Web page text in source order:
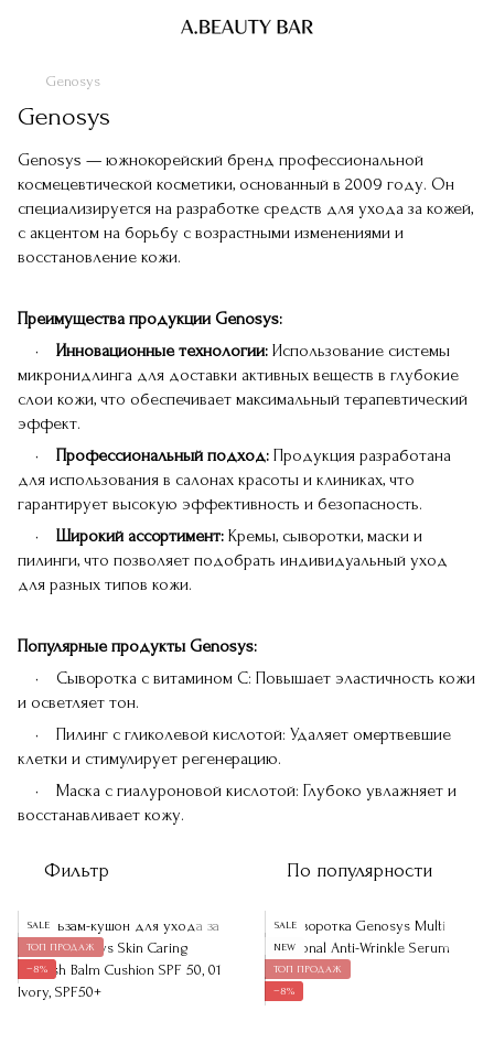
Genosys
Genosys
Genosys — южнокорейский бренд профессиональной
космецевтической косметики, основанный в 2009 году. Он
специализируется на разработке средств для ухода за кожей,
с акцентом на борьбу с возрастными изменениями и
восстановление кожи.
Преимущества продукции Genosys:
• Инновационные технологии: Использование системы
микронидлинга для доставки активных веществ в глубокие
слои кожи, что обеспечивает максимальный терапевтический
эффект.
• Профессиональный подход: Продукция разработана
для использования в салонах красоты и клиниках, что
гарантирует высокую эффективность и безопасность.
• Широкий ассортимент: Кремы, сыворотки, маски и
пилинги, что позволяет подобрать индивидуальный уход
для разных типов кожи.
Популярные продукты Genosys:
• Сыворотка с витамином С: Повышает эластичность кожи
и осветляет тон.
• Пилинг с гликолевой кислотой: Удаляет омертвевшие
клетки и стимулирует регенерацию.
• Маска с гиалуроновой кислотой: Глубоко увлажняет и
восстанавливает кожу.
Фильтр По популярности
SALE
ТОП ПРОДАЖ
−8%
SALE
NEW
ТОП ПРОДАЖ
−8%